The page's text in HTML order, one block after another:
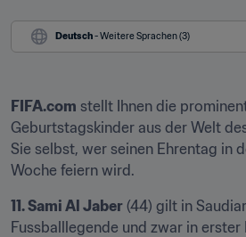
Deutsch - Weitere Sprachen (3)
FIFA.com stellt Ihnen die
Geburtstagskinder aus der Welt
Sie selbst, wer seinen Ehrentag in
Woche feiern wird.
11. Sami Al Jaber (44) gilt in
Fussballlegende und zwar in erster